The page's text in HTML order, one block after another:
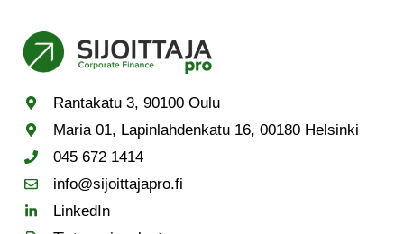
Rantakatu 3, 90100 Oulu
Maria 01, Lapinlahdenkatu 16, 00180 Helsinki
045 672 1414
info@sijoittajapro.fi
LinkedIn